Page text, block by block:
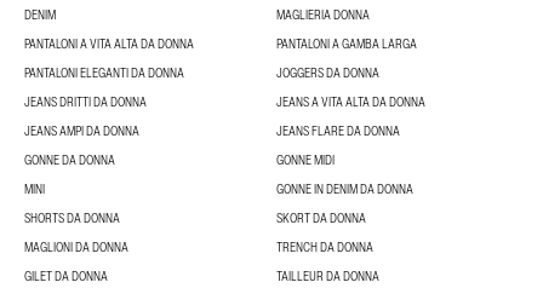
DENIM
MAGLIERIA DONNA
PANTALONI A VITA ALTA DA DONNA
PANTALONI A GAMBA LARGA
PANTALONI ELEGANTI DA DONNA
JOGGERS DA DONNA
JEANS DRITTI DA DONNA
JEANS A VITA ALTA DA DONNA
JEANS AMPI DA DONNA
JEANS FLARE DA DONNA
GONNE DA DONNA
GONNE MIDI
MINI
GONNE IN DENIM DA DONNA
SHORTS DA DONNA
SKORT DA DONNA
MAGLIONI DA DONNA
TRENCH DA DONNA
GILET DA DONNA
TAILLEUR DA DONNA